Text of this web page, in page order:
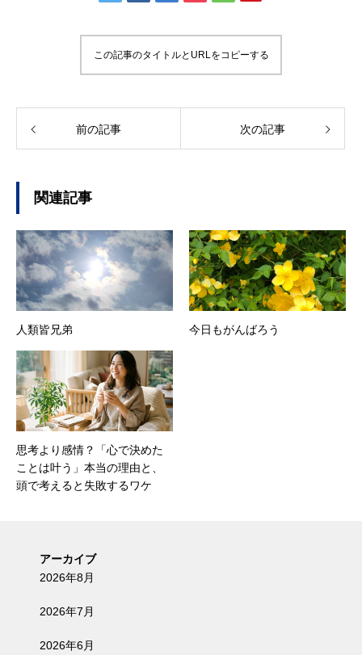
この記事のタイトルとURLをコピーする
前の記事 次の記事
関連記事
人類皆兄弟 今日もがんばろう
思考より感情？「心で決めた
ことは叶う」本当の理由と、
頭で考えると失敗するワケ
アーカイブ
2026年8月
2026年7月
2026年6月